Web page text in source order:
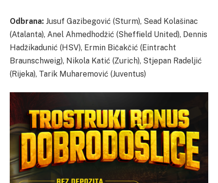
Odbrana: Jusuf Gazibegović (Sturm), Sead Kolašinac
(Atalanta), Anel Ahmedhodžić (Sheffield United), Dennis
Hadžikadunić (HSV), Ermin Bičakčić (Eintracht
Braunschweig), Nikola Katić (Zurich), Stjepan Radeljić
(Rijeka), Tarik Muharemović (Juventus)